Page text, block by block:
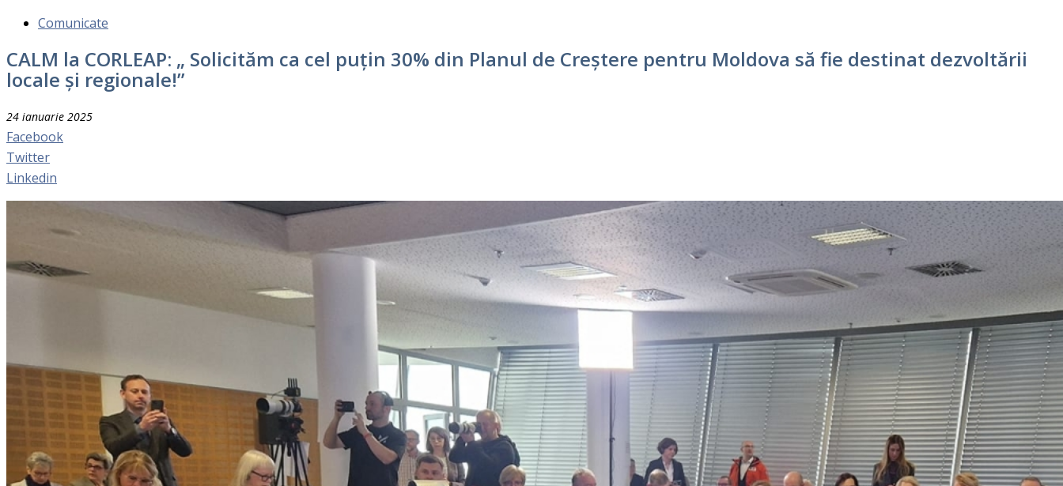
Comunicate
CALM la CORLEAP: „ Solicităm ca cel puțin 30% din Planul de Creștere pentru Moldova să fie destinat dezvoltării
locale și regionale!”
24 ianuarie 2025
Facebook
Twitter
Linkedin